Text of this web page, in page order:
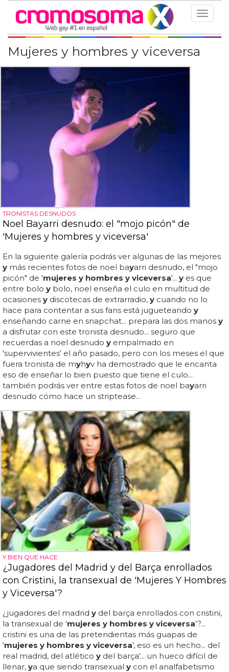
Toggle
Mujeres y hombres y viceversa
TRONISTAS DESNUDOS
Noel Bayarri desnudo: el "mojo picón" de
'Mujeres y hombres y viceversa'
En la siguiente galería podrás ver algunas de las mejores
y más recientes fotos de noel bayarri desnudo, el "mojo
picón" de 'mujeres y hombres y viceversa'... y es que
entre bolo y bolo, noel enseña el culo en multitud de
ocasiones y discotecas de extrarradio, y cuando no lo
hace para contentar a sus fans está jugueteando y
enseñando carne en snapchat... prepara las dos manos y
a disfrutar con este tronista desnudo... seguro que
recuerdas a noel desnudo y empalmado en
'supervivientes' el año pasado, pero con los meses el que
fuera tronista de myhyv ha demostrado que le encanta
eso de enseñar lo bien puesto que tiene el culo...
también podrás ver entre estas fotos de noel bayarri
desnudo cómo hace un striptease...
Y BIEN QUE HACE
¿Jugadores del Madrid y del Barça enrollados
con Cristini, la transexual de 'Mujeres Y Hombres
y Viceversa'?
¿jugadores del madrid y del barça enrollados con cristini,
la transexual de 'mujeres y hombres y viceversa'?...
cristini es una de las pretendientas más guapas de
'mujeres y hombres y viceversa', eso es un hecho... del
real madrid, del atlético y del barça'... un hueco difícil de
llenar, ya que siendo transexual y con el analfabetismo